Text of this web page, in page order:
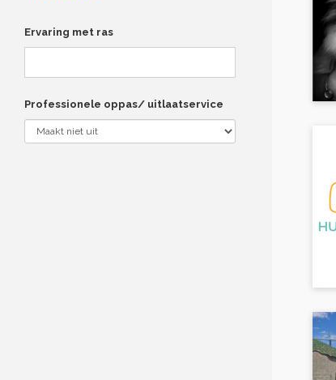
Ervaring met ras
Professionele oppas/ uitlaatservice